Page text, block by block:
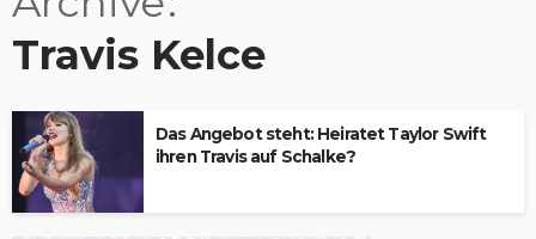
Travis Kelce
Das Angebot steht: Heiratet Taylor Swift
ihren Travis auf Schalke?